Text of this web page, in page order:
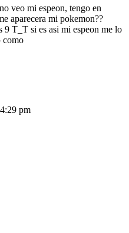
veo mi espeon, tengo en
aparecera mi pokemon??
9 T_T si es asi mi espeon me lo
como
pm